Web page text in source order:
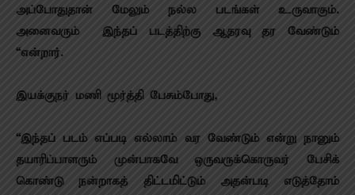
அப்போதுதான் மேலும் நல்ல படங்கள் உருவாகும்.
அனைவரும் இந்தப் படத்திற்கு ஆதரவு தர வேண்டும்
“என்றார்.
இயக்குநர் மணி மூர்த்தி பேசும்போது,
“இந்தப் படம் எப்படி எல்லாம் வர வேண்டும் என்று நானும்
தயாரிப்பாளரும் முன்பாகவே ஒருவருக்கொருவர் பேசிக்
கொண்டு நன்றாகத் திட்டமிட்டும் அதன்படி எடுத்தோம்